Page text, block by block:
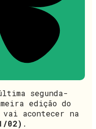
segunda-
edição do
vai acontecer na
02) .